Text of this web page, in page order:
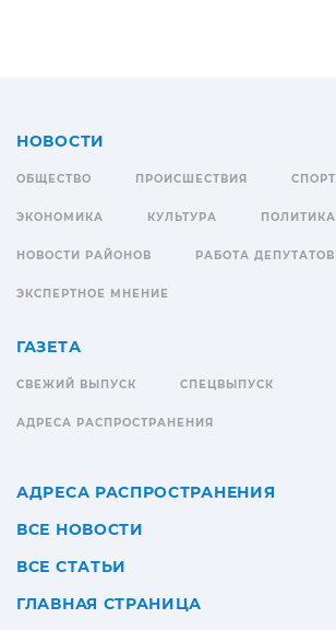
НОВОСТИ
ОБЩЕСТВО ПРОИСШЕСТВИЯ СПОРТ
ЭКОНОМИКА КУЛЬТУРА ПОЛИТИКА
НОВОСТИ РАЙОНОВ РАБОТА ДЕПУТАТОВ
ЭКСПЕРТНОЕ МНЕНИЕ
ГАЗЕТА
СВЕЖИЙ ВЫПУСК СПЕЦВЫПУСК
АДРЕСА РАСПРОСТРАНЕНИЯ
АДРЕСА РАСПРОСТРАНЕНИЯ
ВСЕ НОВОСТИ
ВСЕ СТАТЬИ
ГЛАВНАЯ СТРАНИЦА